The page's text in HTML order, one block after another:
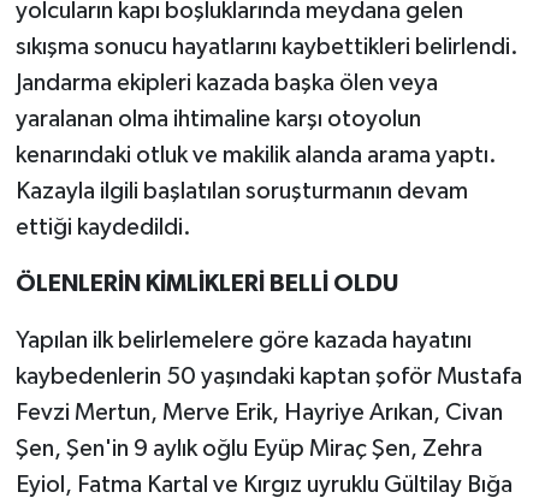
yolcuların kapı boşluklarında meydana gelen
sıkışma sonucu hayatlarını kaybettikleri belirlendi.
Jandarma ekipleri kazada başka ölen veya
yaralanan olma ihtimaline karşı otoyolun
kenarındaki otluk ve makilik alanda arama yaptı.
Kazayla ilgili başlatılan soruşturmanın devam
ettiği kaydedildi.
ÖLENLERİN KİMLİKLERİ BELLİ OLDU
Yapılan ilk belirlemelere göre kazada hayatını
kaybedenlerin 50 yaşındaki kaptan şoför Mustafa
Fevzi Mertun, Merve Erik, Hayriye Arıkan, Civan
Şen, Şen'in 9 aylık oğlu Eyüp Miraç Şen, Zehra
Eyiol, Fatma Kartal ve Kırgız uyruklu Gültilay Bığa